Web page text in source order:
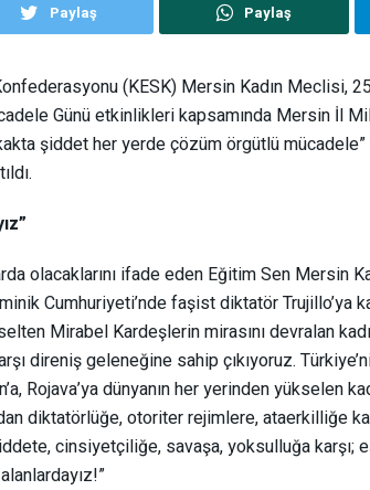
Paylaş Paylaş
(KESK) Mersin Kadın Meclisi,
Günü etkinlikleri kapsamında Mersin İl
şiddet her yerde çözüm örgütlü mücadele”
olacaklarını ifade eden Eğitim Sen Mersin
Cumhuriyeti’nde faşist diktatör Trujillo’ya
Mirabel Kardeşlerin mirasını devralan
direniş geleneğine sahip çıkıyoruz.
Rojava’ya dünyanın her yerinden yükselen
diktatörlüğe, otoriter rejimlere, ataerkilliğe
cinsiyetçiliğe, savaşa, yoksulluğa karşı;